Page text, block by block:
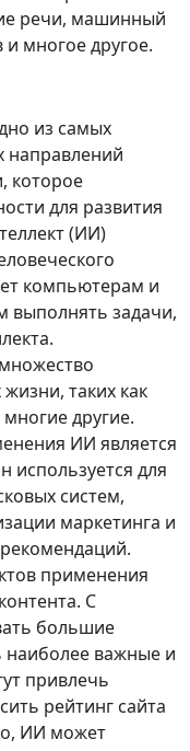
речи, машинный
многое другое.
из самых
направлений
которое
для развития
(ИИ)
компьютерам и
выполнять задачи,
таких как
другие.
ИИ является
используется для
систем,
маркетинга и
применения
С
большие
важные и
привлечь
рейтинг сайта
ИИ может